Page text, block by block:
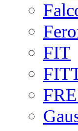
FIT